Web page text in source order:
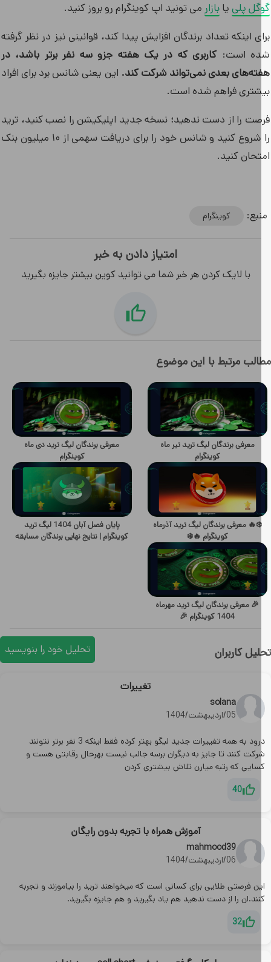
پلییا بازارمی تونید اپ کوینگرام رو بروز کنید.
اینکه تعداد برندگان افزایش پیدا کند، قوانینی نیز در نظر گرفته
است:کاربری که در یک هفته جزو سه نفر برتر باشد، در
بعدی نمی‌تواند شرکت کند.این یعنی شانس برد برای افراد
فراهم شده است.
را از دست ندهید؛ نسخه جدید اپلیکیشن را نصب کنید، ترید
را شروع کنید و شانس خود را برای دریافت سهمی از ۱۰ میلیون بنک
کنید.
کوینگرام
امتیاز دادن به خبر
با لایک کردن هر خبر شما می توانید کوین بیشتر جایزه بگیرید
مرتبط با این موضوع
معرفی برندگان لیگ ترید تیر ماه
کوینگرام
معرفی برندگان لیگ ترید دی ماه
کوینگرام
❄️🔥 معرفی برندگان لیگ ترید آذرماه
کوینگرام 🔥❄️
پایان فصل آبان 1404 لیگ ترید
کوینگرام | نتایج نهایی برندگان مسابقه
🎉 معرفی برندگان لیگ ترید مهرماه
1404 کوینگرام 🎉
کاربران تحلیل خود را بنویسید
تغییرات
solana
05/اردیبهشت/1404
درود به همه تغییرات جدید لیگو بهتر کرده فقط اینکه 3 نفر برتر نتونند
کنند تا جایز به دیگران برسه جالب نیست بهرحال رقابتی هست و
که رتبه میارن تلاش بیشتری کردن
40
آموزش همراه با تجربه بدون رایگان
mahmood39
06/اردیبهشت/1404
فرصتی طلایی برای کسانی است که میخواهند ترید را بیاموزند و تجربه
را از دست ندهید هم یاد بگیرید و هم جایزه بگیرید.
32